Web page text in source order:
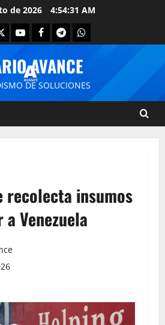
de 2026 4:54:32 AM
AVANCE
DE SOLUCIONES
recolecta insumos
Venezuela